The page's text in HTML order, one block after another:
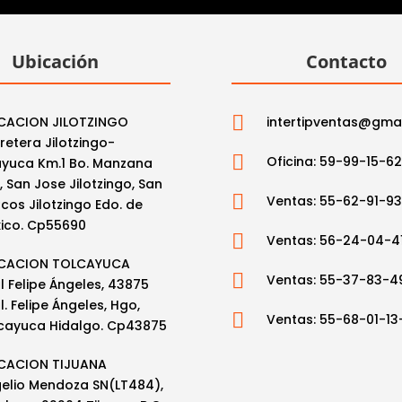
Ubicación
JILOTZINGO
Jilotzingo-
Km.1 Bo. Manzana
San Jose Jilotzingo, San
Jilotzingo Edo. de
Cp55690
TOLCAYUCA
Felipe Ángeles, 43875
Felipe Ángeles, Hgo,
Hidalgo. Cp43875
TIJUANA
Mendoza SN(LT484),
Contacto

 Oficina: 59-99-15-
 Ventas: 55-62-91-
 Ventas: 56-24-04-
 Ventas: 55-37-83-
 Ventas: 55-68-01-